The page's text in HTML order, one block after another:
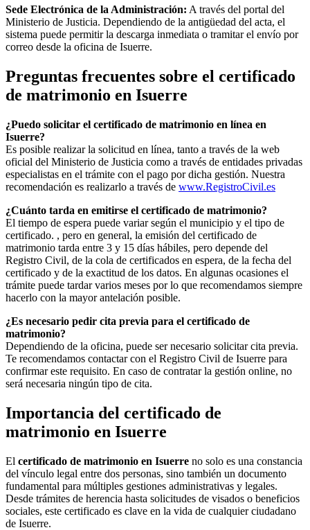
Sede Electrónica de la Administración: A través del portal del
Ministerio de Justicia. Dependiendo de la antigüedad del acta, el
sistema puede permitir la descarga inmediata o tramitar el envío por
correo desde la oficina de Isuerre.
Preguntas frecuentes sobre el certificado
de matrimonio en Isuerre
¿Puedo solicitar el certificado de matrimonio en línea en
Isuerre?
Es posible realizar la solicitud en línea, tanto a través de la web
oficial del Ministerio de Justicia como a través de entidades privadas
especialistas en el trámite con el pago por dicha gestión. Nuestra
recomendación es realizarlo a través de www.RegistroCivil.es
¿Cuánto tarda en emitirse el certificado de matrimonio?
El tiempo de espera puede variar según el municipio y el tipo de
certificado. , pero en general, la emisión del certificado de
matrimonio tarda entre 3 y 15 días hábiles, pero depende del
Registro Civil, de la cola de certificados en espera, de la fecha del
certificado y de la exactitud de los datos. En algunas ocasiones el
trámite puede tardar varios meses por lo que recomendamos siempre
hacerlo con la mayor antelación posible.
¿Es necesario pedir cita previa para el certificado de
matrimonio?
Dependiendo de la oficina, puede ser necesario solicitar cita previa.
Te recomendamos contactar con el Registro Civil de Isuerre para
confirmar este requisito. En caso de contratar la gestión online, no
será necesaria ningún tipo de cita.
Importancia del certificado de
matrimonio en Isuerre
El certificado de matrimonio en Isuerre no solo es una constancia
del vínculo legal entre dos personas, sino también un documento
fundamental para múltiples gestiones administrativas y legales.
Desde trámites de herencia hasta solicitudes de visados o beneficios
sociales, este certificado es clave en la vida de cualquier ciudadano
de Isuerre.